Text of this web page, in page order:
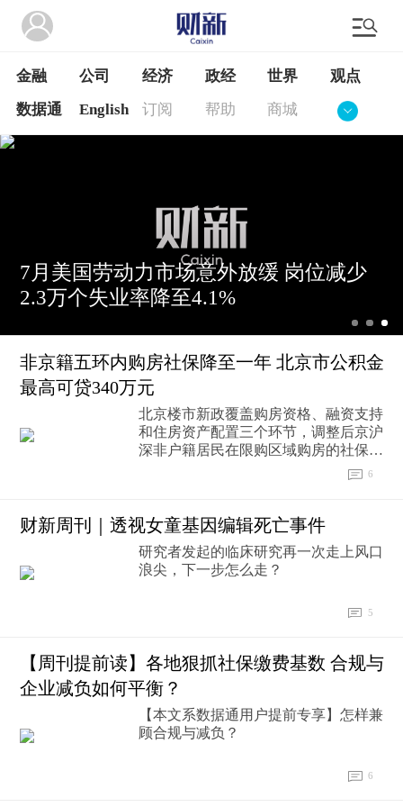
金融 公司 经济 政经 世界
观点
数据通
English 订阅 帮助 商城
7月美国劳动力市场意外放缓 岗位减少
2.3万个失业率降至4.1%
非京籍五环内购房社保降至一年 北京市公积金
最高可贷340万元
北京楼市新政覆盖购房资格、融资支持
和住房资产配置三个环节，调整后京沪
深非户籍居民在限购区域购房的社保或
6
财新周刊｜透视女童基因编辑死亡事件
研究者发起的临床研究再一次走上风口
浪尖，下一步怎么走？
5
【周刊提前读】各地狠抓社保缴费基数 合规与
企业减负如何平衡？
【本文系数据通用户提前专享】怎样兼
顾合规与减负？
6